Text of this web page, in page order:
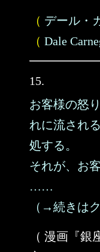
（ デール・
（ Dale
15.
お客様の怒
れに流され
処する。
それが、お
……
（→続きは
（ 漫画『